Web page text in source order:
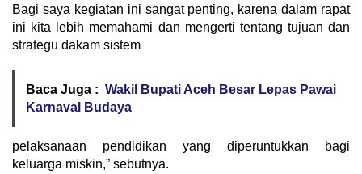
Bagi saya kegiatan ini sangat penting, karena dalam rapat
ini kita lebih memahami dan mengerti tentang tujuan dan
strategu dakam sistem
Baca Juga : Wakil Bupati Aceh Besar Lepas Pawai
Karnaval Budaya
pelaksanaan pendidikan yang diperuntukkan bagi
keluarga miskin,” sebutnya.